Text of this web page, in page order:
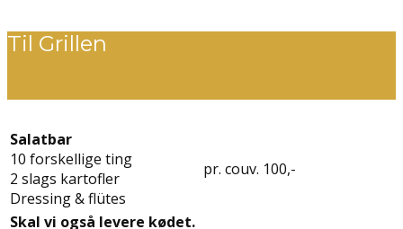
Til Grillen
Salatbar
10 forskellige ting
2 slags kartofler
Dressing & flütes
pr. couv. 100,-
Skal vi også levere kødet.